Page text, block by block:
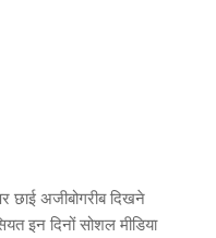
छाई अजीबोगरीब दिखने
इन दिनों सोशल मीडिया